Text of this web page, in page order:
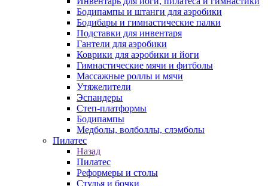
Бодипампы и штанги для аэробики
Бодибары и гимнастические палки
Подставки для инвентаря
Гантели для аэробики
Коврики для аэробики и йоги
Гимнастические мячи и фитболы
Массажные роллы и мячи
Утяжелители
Эспандеры
Степ-платформы
Бодипампы
Медболы, волболлы, слэмболы
Пилатес
Назад
Пилатес
Реформеры и столы
Стулья и бочки